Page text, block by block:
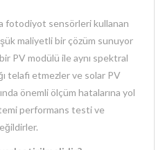
fotodiyot sensörleri kullanan
maliyetli bir çözüm sunuyor
PV modülü ile aynı spektral
telafi etmezler ve solar PV
önemli ölçüm hatalarına yol
performans testi ve